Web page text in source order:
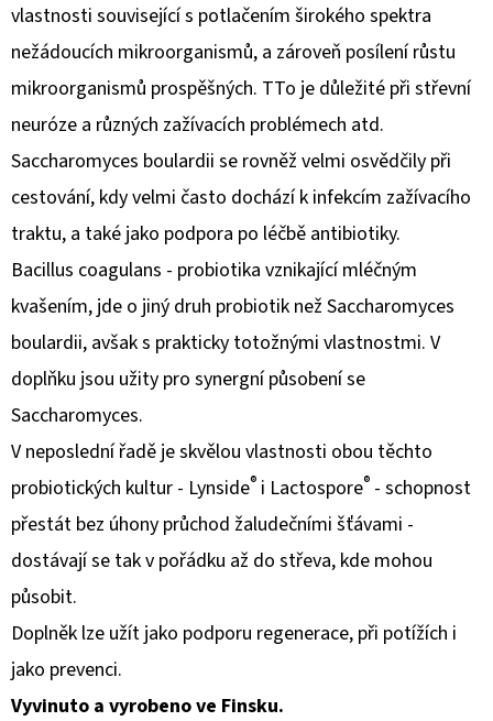
vlastnosti související s potlačením širokého spektra
nežádoucích mikroorganismů, a zároveň posílení růstu
mikroorganismů prospěšných. TTo je důležité při střevní
neuróze a různých zažívacích problémech atd.
Saccharomyces boulardii se rovněž velmi osvědčily při
cestování, kdy velmi často dochází k infekcím zažívacího
traktu, a také jako podpora po léčbě antibiotiky.
Bacillus coagulans - probiotika vznikající mléčným
kvašením, jde o jiný druh probiotik než Saccharomyces
boulardii, avšak s prakticky totožnými vlastnostmi. V
doplňku jsou užity pro synergní působení se
Saccharomyces.
V neposlední řadě je skvělou vlastnosti obou těchto
probiotických kultur - Lynside® i Lactospore® - schopnost
přestát bez úhony průchod žaludečními šťávami -
dostávají se tak v pořádku až do střeva, kde mohou
působit.
Doplněk lze užít jako podporu regenerace, při potížích i
jako prevenci.
Vyvinuto a vyrobeno ve Finsku.